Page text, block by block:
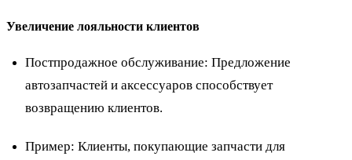
Увеличение лояльности клиентов
Постпродажное обслуживание: Предложение
автозапчастей и аксессуаров способствует
возвращению клиентов.
Пример: Клиенты, покупающие запчасти для